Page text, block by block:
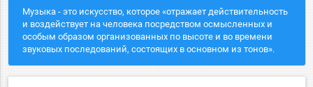
Музыка - это искусство, которое «отражает действительность
и воздействует на человека посредством осмысленных и
особым образом организованных по высоте и во времени
звуковых последований, состоящих в основном из тонов».